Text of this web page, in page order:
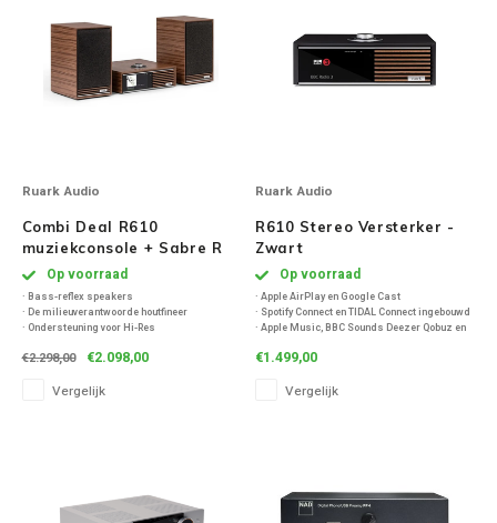
Victrola
Ruark Audio
Combi Deal R610
muziekconsole + Sabre R
Speakers - Walnoot
Op voorraad
· Bass-reflex speakers
· De milieuverantwoorde houtfineer
· Ondersteuning voor Hi-Res
· HDMI ARC/eARC-aansluiting
€2.298,00 €2.098,00
Vergelijk
Ruark Audio
R610 Stereo Versterker -
Zwart
Op voorraad
· Apple AirPlay en Google Cast
· Spotify Connect en TIDAL Connect ingebouwd
· Apple Music, BBC Sounds Deezer Qobuz en
· Ondersteuning voor Hi-Res
· Internet-/DAB-/DAB+ en FM-tuners
€1.499,00
Vergelijk